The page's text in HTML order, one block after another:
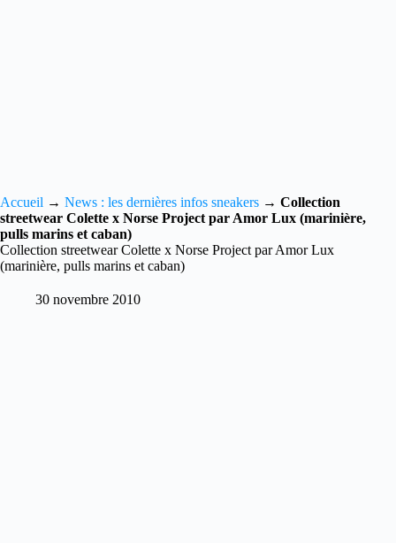
Accueil → News : les dernières infos sneakers → Collection
streetwear Colette x Norse Project par Amor Lux (marinière,
pulls marins et caban)
Collection streetwear Colette x Norse Project par Amor Lux
(marinière, pulls marins et caban)
30 novembre 2010